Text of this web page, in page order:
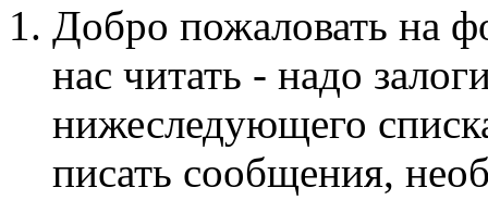
Добро пожаловать на
нас читать - надо
нижеследующего
писать сообщения,